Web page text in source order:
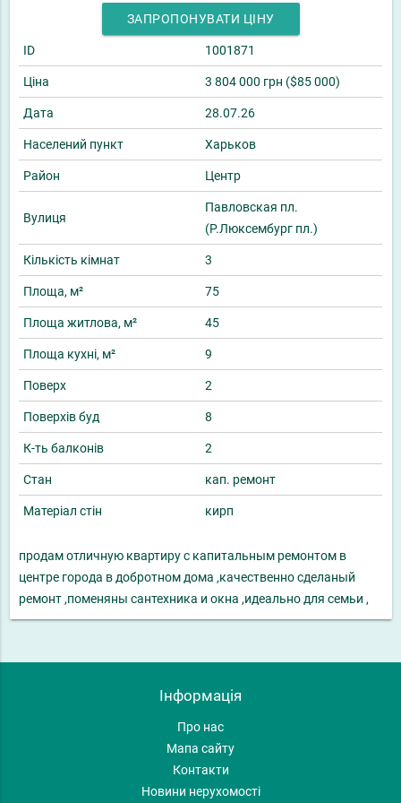
ЗАПРОПОНУВАТИ ЦІНУ
ID 1001871
Ціна 3 804 000 грн ($85 000)
Дата 28.07.26
Населений пункт Харьков
Район Центр
Вулиця
Павловская пл.
(Р.Люксембург пл.)
Кількість кімнат 3
Площа, м² 75
Площа житлова, м² 45
Площа кухні, м² 9
Поверх 2
Поверхів буд 8
К-ть балконів 2
Стан кап. ремонт
Матеріал стін кирп
продам отличную квартиру с капитальным ремонтом в
центре города в добротном дома ,качественно сделаный
ремонт ,поменяны сантехника и окна ,идеально для семьи ,
Інформація
Про нас
Мапа сайту
Контакти
Новини нерухомості